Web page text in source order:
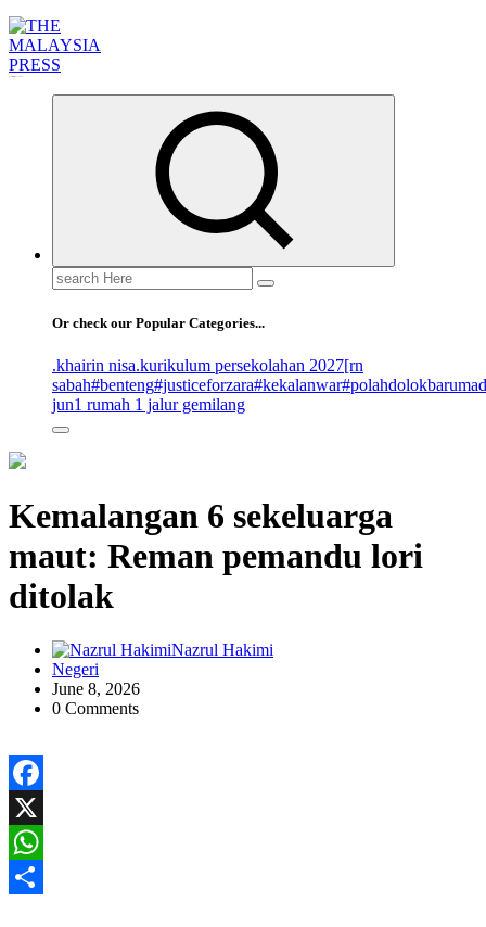
Search
for:
Or check our Popular Categories...
.khairin nisa.kurikulum persekolahan 2027[rn
sabah#benteng#justiceforzara#kekalanwar
jun1 rumah 1 jalur gemilang
Kemalangan 6 sekeluarga
maut: Reman pemandu lori
ditolak
Nazrul Hakimi
Negeri
June 8, 2026
0 Comments
Facebook
X
WhatsApp